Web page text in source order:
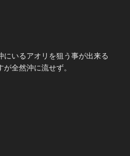
にいるアオリを狙う事が出来る
全然沖に流せず。